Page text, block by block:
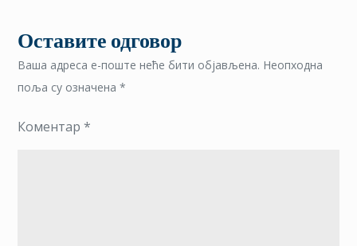
Оставите одговор
Ваша адреса е-поште неће бити објављена. Неопходна
поља су означена*
Коментар*